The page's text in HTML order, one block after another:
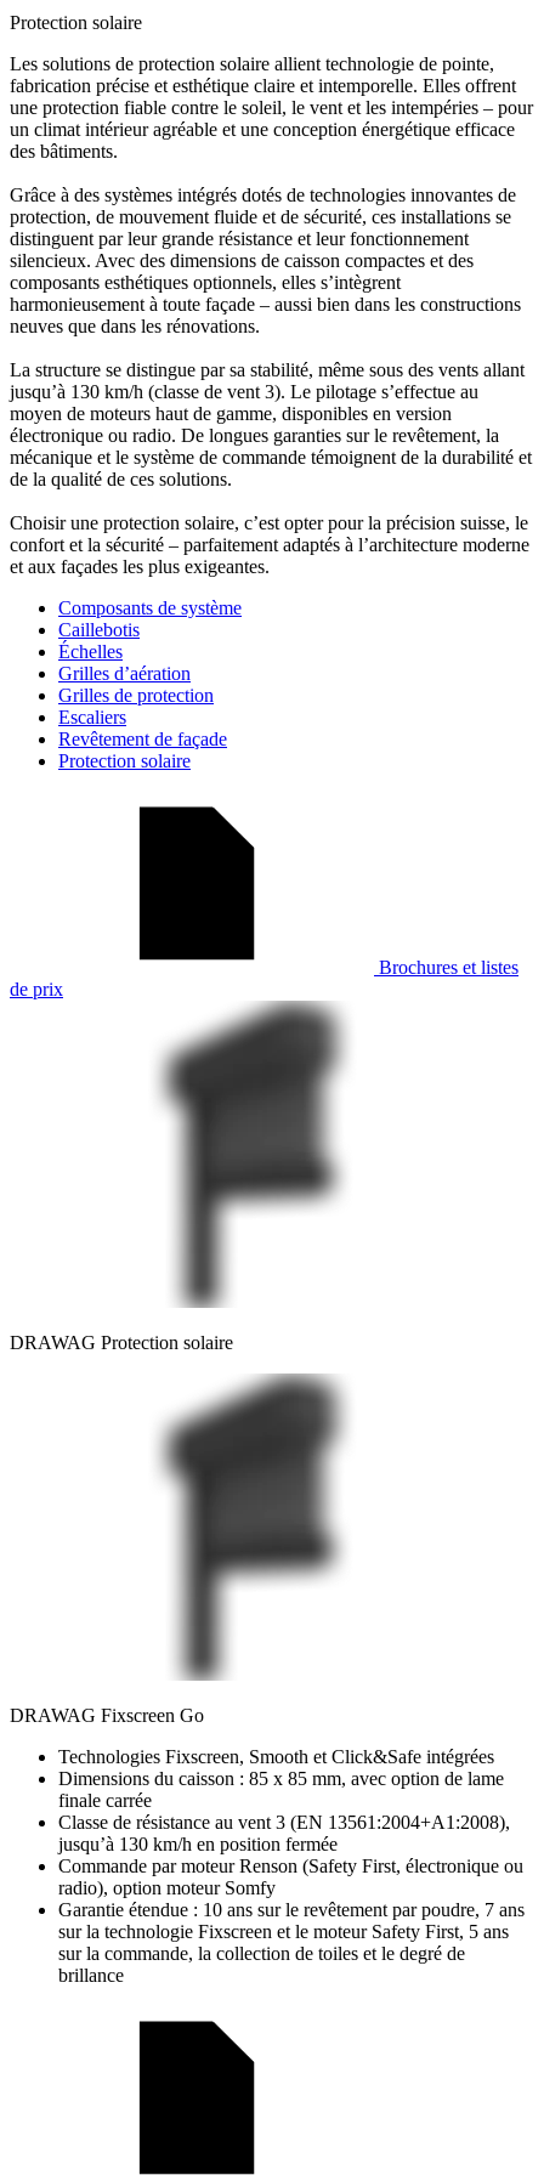
Protection solaire
Les solutions de protection solaire allient technologie de pointe,
fabrication précise et esthétique claire et intemporelle. Elles offrent
une protection fiable contre le soleil, le vent et les intempéries – pour
un climat intérieur agréable et une conception énergétique efficace
des bâtiments.
Grâce à des systèmes intégrés dotés de technologies innovantes de
protection, de mouvement fluide et de sécurité, ces installations se
distinguent par leur grande résistance et leur fonctionnement
silencieux. Avec des dimensions de caisson compactes et des
composants esthétiques optionnels, elles s’intègrent
harmonieusement à toute façade – aussi bien dans les constructions
neuves que dans les rénovations.
La structure se distingue par sa stabilité, même sous des vents allant
jusqu’à 130 km/h (classe de vent 3). Le pilotage s’effectue au
moyen de moteurs haut de gamme, disponibles en version
électronique ou radio. De longues garanties sur le revêtement, la
mécanique et le système de commande témoignent de la durabilité et
de la qualité de ces solutions.
Choisir une protection solaire, c’est opter pour la précision suisse, le
confort et la sécurité – parfaitement adaptés à l’architecture moderne
et aux façades les plus exigeantes.
Composants de système
Caillebotis
Échelles
Grilles d’aération
Grilles de protection
Escaliers
Revêtement de façade
Protection solaire
Brochures et listes
de prix
DRAWAG Protection solaire
DRAWAG Fixscreen Go
Technologies Fixscreen, Smooth et Click&Safe intégrées
Dimensions du caisson : 85 x 85 mm, avec option de lame
finale carrée
Classe de résistance au vent 3 (EN 13561:2004+A1:2008),
jusqu’à 130 km/h en position fermée
Commande par moteur Renson (Safety First, électronique ou
radio), option moteur Somfy
Garantie étendue : 10 ans sur le revêtement par poudre, 7 ans
sur la technologie Fixscreen et le moteur Safety First, 5 ans
sur la commande, la collection de toiles et le degré de
brillance